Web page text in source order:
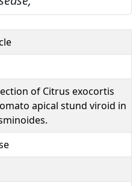
of Citrus exocortis
apical stund viroid in